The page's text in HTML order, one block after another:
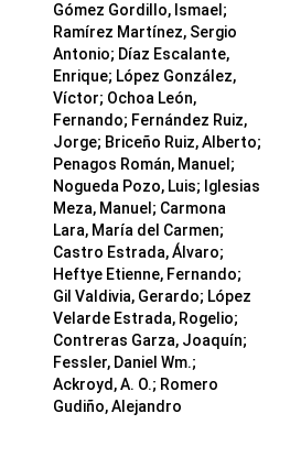
Gómez Gordillo, Ismael;
Ramírez Martínez, Sergio
Antonio; Díaz Escalante,
Enrique; López González,
Víctor; Ochoa León,
Fernando; Fernández Ruiz,
Jorge; Briceño Ruiz, Alberto;
Penagos Román, Manuel;
Nogueda Pozo, Luis; Iglesias
Meza, Manuel; Carmona
Lara, María del Carmen;
Castro Estrada, Álvaro;
Heftye Etienne, Fernando;
Gil Valdivia, Gerardo; López
Velarde Estrada, Rogelio;
Contreras Garza, Joaquín;
Fessler, Daniel Wm.;
Ackroyd, A. O.; Romero
Gudiño, Alejandro